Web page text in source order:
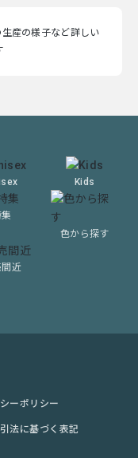
産の様子など詳しい
Kids
色から探す
近
ーポリシー
法に基づく表記